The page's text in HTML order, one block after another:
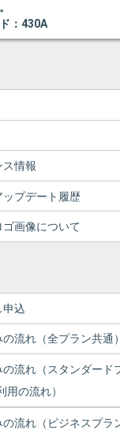
：430A
ス情報
ップデート履歴
画像について
申込
流れ（全プラン共通）
の流れ（スタンダード
用の流れ）
の流れ（ビジネスプラ